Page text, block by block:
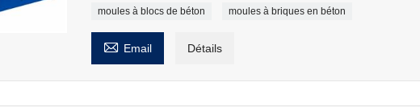
moules à blocs de béton moules à briques en béton
 Email Détails